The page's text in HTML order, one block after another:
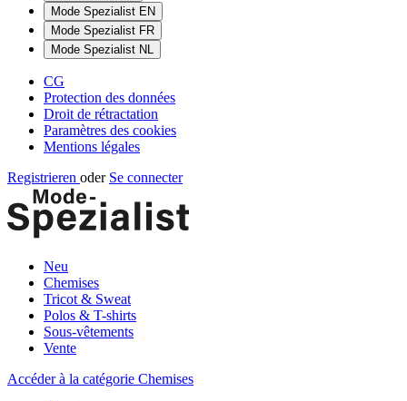
Mode Spezialist EN
Mode Spezialist FR
Mode Spezialist NL
CG
Protection des données
Droit de rétractation
Paramètres des cookies
Mentions légales
Registrieren oder Se connecter
Neu
Chemises
Tricot & Sweat
Polos & T-shirts
Sous-vêtements
Vente
Accéder à la catégorie Chemises